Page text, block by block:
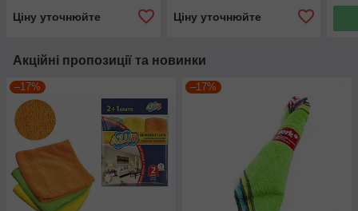
Ціну уточнюйте Ціну уточнюйте
Акційні пропозиції та новинки
–17% –17%